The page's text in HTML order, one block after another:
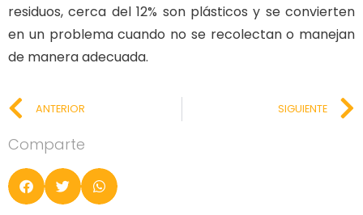
residuos, cerca del 12% son plásticos y se convierten
en un problema cuando no se recolectan o manejan
de manera adecuada.
ANTERIOR SIGUIENTE
Comparte